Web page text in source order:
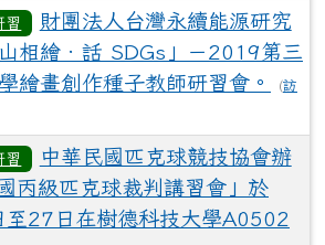
習
財團法人台灣永續能源研究
相繪‧話 SDGs」－2019第三
繪畫創作種子教師研習會。
(訪
習
中華民國匹克球競技協會辦
丙級匹克球裁判講習會」於
27日在樹德科技大學A0502